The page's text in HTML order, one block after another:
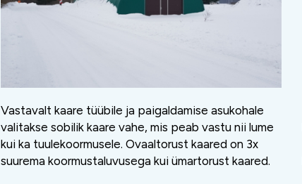
Vastavalt kaare tüübile ja paigaldamise asukohale
valitakse sobilik kaare vahe, mis peab vastu nii lume
kui ka tuulekoormusele. Ovaaltorust kaared on 3x
suurema koormustaluvusega kui ümartorust kaared.